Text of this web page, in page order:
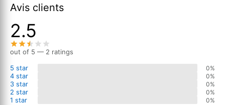
Avis clients
2.5
out of 5 — 2 ratings
5 star
0%
4 star 0%
3 star 0%
2 star 0%
1 star 0%